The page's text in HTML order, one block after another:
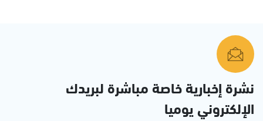
نشرة إخبارية خاصة مباشرة لبريدك
الإلكتروني يوميا